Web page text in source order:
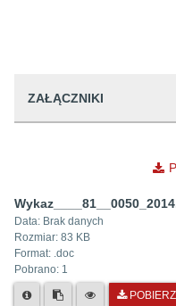
ZAŁĄCZNIKI
Data: Brak danych
Rozmiar: 83 KB
Format: .doc
Pobrano: 1
POBIERZ